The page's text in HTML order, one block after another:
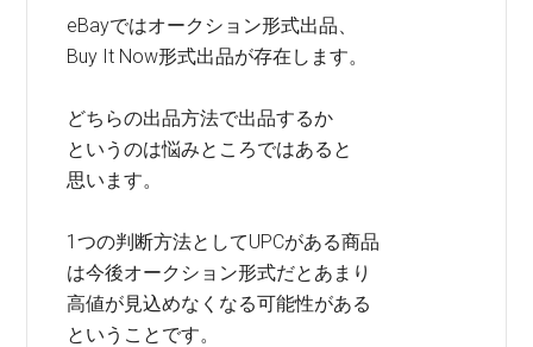
eBayではオークション形式出品、
Buy It Now形式出品が存在します。
どちらの出品方法で出品するか
というのは悩みところではあると
思います。
1つの判断方法としてUPCがある商品
は今後オークション形式だとあまり
高値が見込めなくなる可能性がある
ということです。